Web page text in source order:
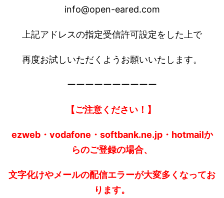
info@open-eared.com
上記アドレスの指定受信許可設定をした上で
再度お試しいただくようお願いいたします。
ーーーーーーーーーー
【ご注意ください！】
ezweb・vodafone・softbank.ne.jp・hotmailか
らのご登録の場合、
文字化けやメールの配信エラーが大変多くなってお
ります。